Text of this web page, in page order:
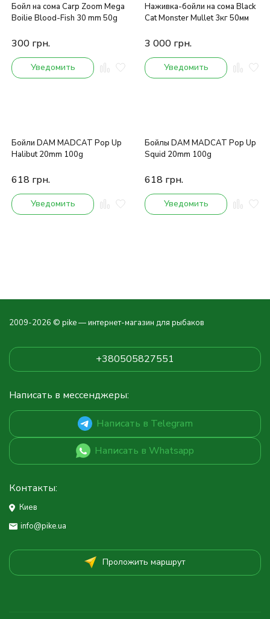
Бойл на сома Carp Zoom Mega
Boilie Blood-Fish 30 mm 50g
300 грн.
Уведомить
Наживка-бойли на сома Black
Cat Monster Mullet 3кг 50мм
3 000 грн.
Уведомить
Бойли DAM MADCAT Pop Up
Halibut 20mm 100g
618 грн.
Уведомить
Бойлы DAM MADCAT Pop Up
Squid 20mm 100g
618 грн.
Уведомить
2009-2026 © pike — интернет-магазин для рыбаков
+380505827551
Написать в мессенджеры:
Написать в Telegram
Написать в Whatsapp
Контакты:
Киев
info@pike.ua
Проложить маршрут